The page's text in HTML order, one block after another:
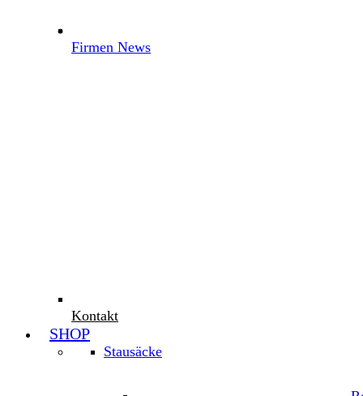
Firmen News
Kontakt
SHOP
Stausäcke